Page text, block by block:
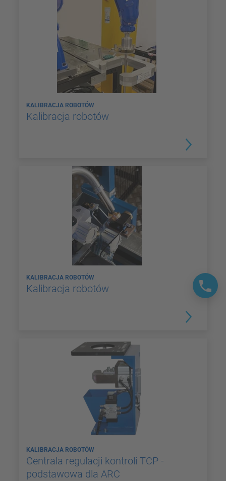
KALIBRACJA ROBOTÓW
Kalibracja robotów
KALIBRACJA ROBOTÓW
Kalibracja robotów
KALIBRACJA ROBOTÓW
Centrala regulacji kontroli TCP -
podstawowa dla ARC